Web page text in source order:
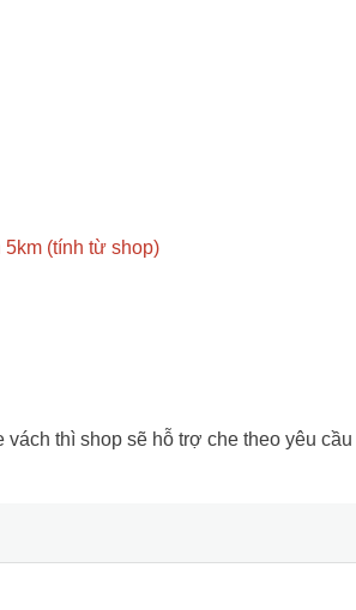
5km (tính từ shop)
thì shop sẽ hỗ trợ che theo yêu